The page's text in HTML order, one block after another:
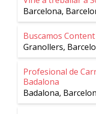
Barcelona,
Buscamos
Granollers,
Profesional de
Badalona
Badalona,